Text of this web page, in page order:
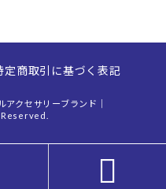
定商取引に基づく表記
クセサリーブランド｜
